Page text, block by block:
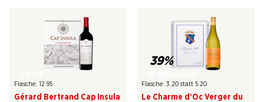
Flasche: 12.95
Gérard Bertrand Cap Insula
39%
Flasche: 3.20 statt 5.20
Le Charme d’Oc Verger du